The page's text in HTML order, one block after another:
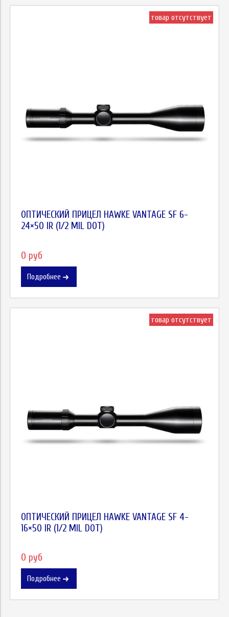
товар отсутствует
ОПТИЧЕСКИЙ ПРИЦЕЛ HAWKE VANTAGE SF 6-
24×50 IR (1/2 MIL DOT)
0 руб
Подробнее
товар отсутствует
ОПТИЧЕСКИЙ ПРИЦЕЛ HAWKE VANTAGE SF 4-
16×50 IR (1/2 MIL DOT)
0 руб
Подробнее